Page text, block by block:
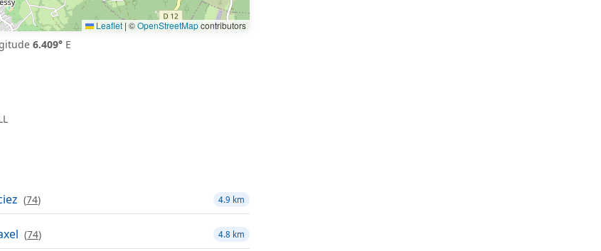
Leaflet | ©OpenStreetMapcontributors
6.409° E
(74) 4.9 km
(74) 4.8 km